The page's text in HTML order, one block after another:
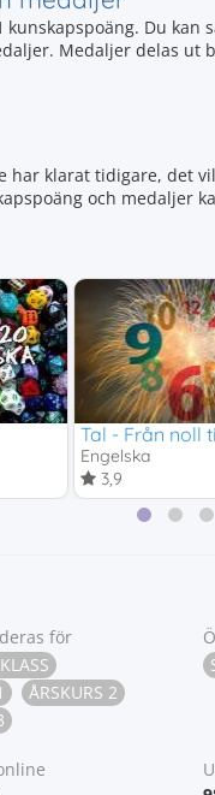
kunskapspoäng. Du kan
Medaljer delas ut
har klarat tidigare, det
och medaljer
Tal - Från noll
Engelska
3,9
för
ÅRSKURS 2